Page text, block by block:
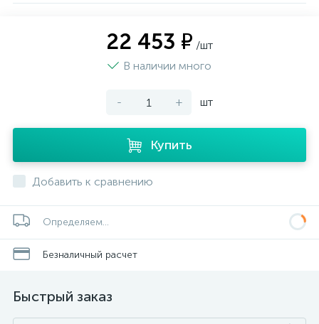
22 453 ₽ /шт
В наличии много
- + шт
Купить
Добавить к сравнению
Определяем...
Безналичный расчет
Быстрый заказ